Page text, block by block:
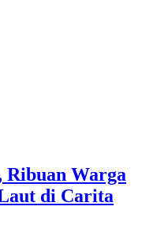
Ribuan Warga
di Carita